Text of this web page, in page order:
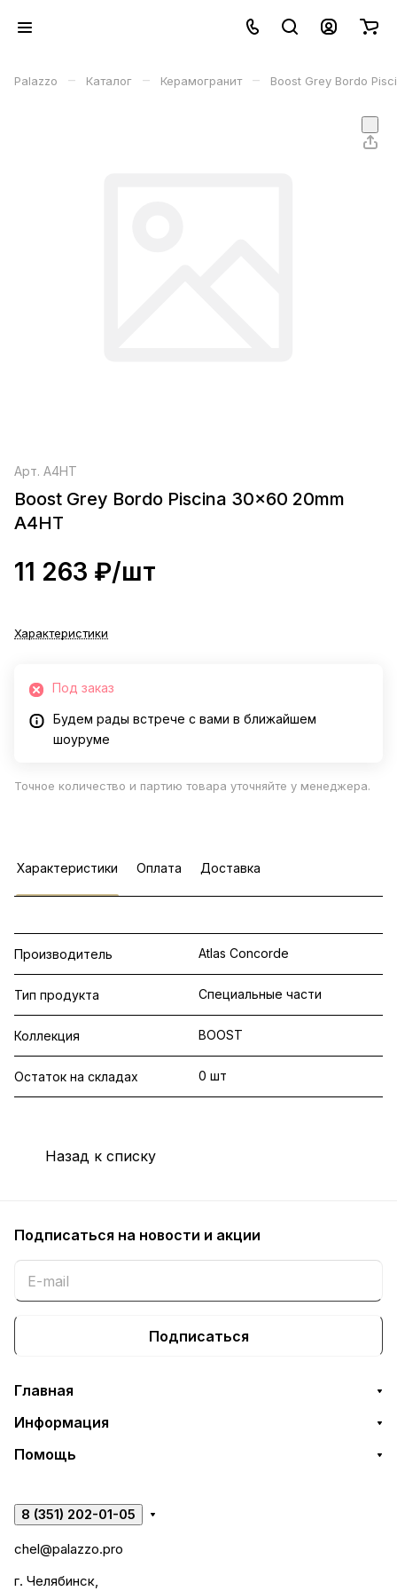
Palazzo – Каталог – Керамогранит – Boost Grey Bordo
Арт. A4HT
Boost Grey Bordo Piscina 30x60 20mm
A4HT
11 263 ₽/шт
Характеристики
Под заказ
Будем рады встрече с вами в ближайшем
шоуруме
Точное количество и партию товара уточняйте у менеджера.
Характеристики Оплата Доставка
Производитель Atlas Concorde
Тип продукта Специальные части
Коллекция BOOST
Остаток на складах 0 шт
Назад к списку
Подписаться на новости и акции
Подписаться
Главная
Информация
Помощь
8 (351) 202-01-05
chel@palazzo.pro
г. Челябинск,